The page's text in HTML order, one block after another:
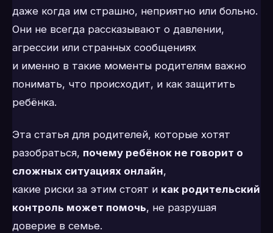
даже когда им страшно, неприятно или больно.
Они не всегда рассказывают о давлении,
агрессии или странных сообщениях
и именно в такие моменты родителям важно
понимать, что происходит, и как защитить
ребёнка.
Эта статья для родителей, которые хотят
разобраться, почему ребёнок не говорит о
сложных ситуациях онлайн,
какие риски за этим стоят и как родительский
контроль может помочь, не разрушая
доверие в семье.